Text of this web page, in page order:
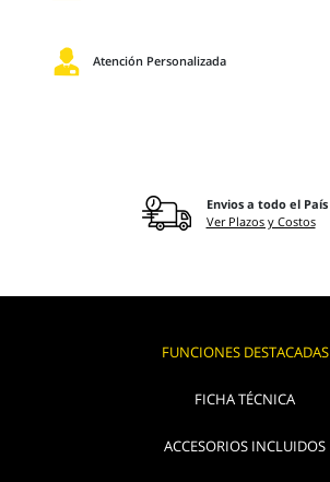
Atención Personalizada
Envios a todo el País
Ver Plazos y Costos
FUNCIONES DESTACADAS
FICHA TÉCNICA
ACCESORIOS INCLUIDOS